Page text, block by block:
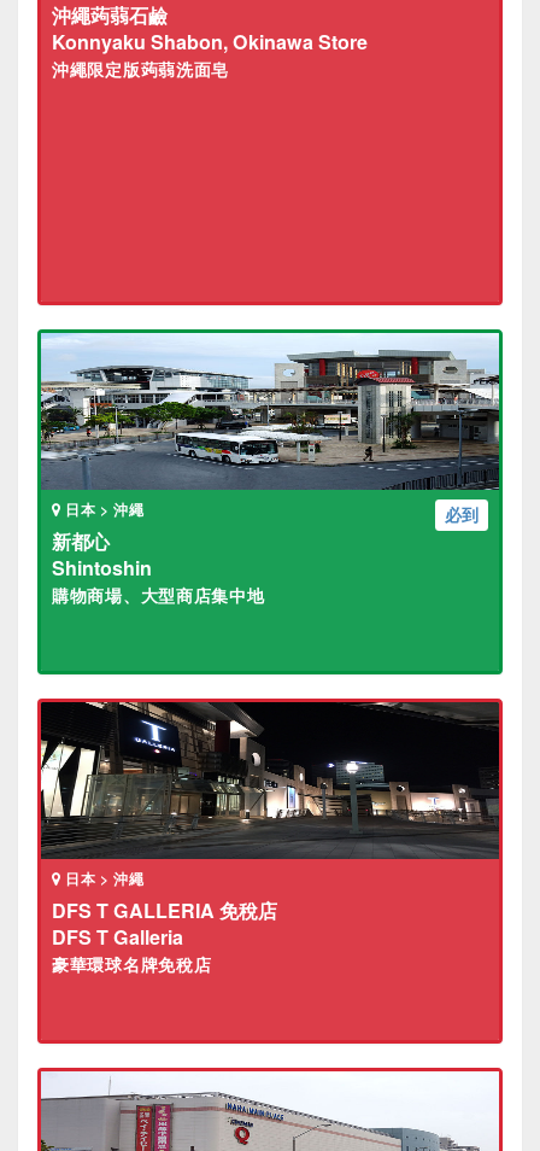
沖繩蒟蒻石鹼
Konnyaku Shabon, Okinawa Store
沖繩限定版蒟蒻洗面皂
必到
日本 > 沖繩
新都心
Shintoshin
購物商場、大型商店集中地
日本 > 沖繩
DFS T GALLERIA 免稅店
DFS T Galleria
豪華環球名牌免稅店